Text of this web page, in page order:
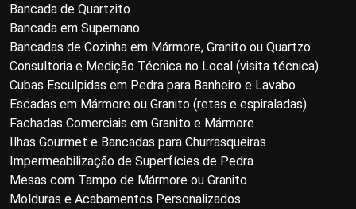
Bancada de Quartzito
Bancada em Supernano
Bancadas de Cozinha em Mármore, Granito ou Quartzo
Consultoria e Medição Técnica no Local (visita técnica)
Cubas Esculpidas em Pedra para Banheiro e Lavabo
Escadas em Mármore ou Granito (retas e espiraladas)
Fachadas Comerciais em Granito e Mármore
Ilhas Gourmet e Bancadas para Churrasqueiras
Impermeabilização de Superfícies de Pedra
Mesas com Tampo de Mármore ou Granito
Molduras e Acabamentos Personalizados